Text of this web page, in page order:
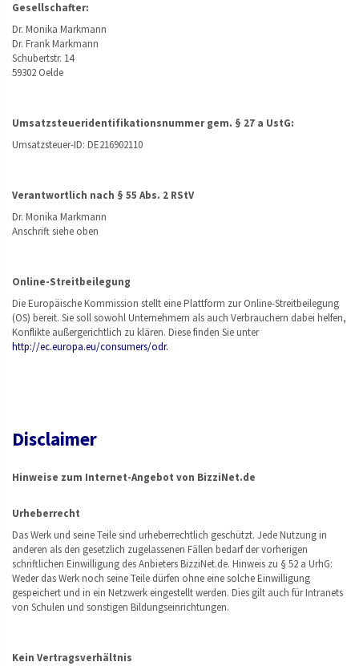
Gesellschafter:
Dr. Monika Markmann
Dr. Frank Markmann
Schubertstr. 14
59302 Oelde
Umsatzsteueridentifikationsnummer gem. § 27 a UstG:
Umsatzsteuer-ID: DE216902110
Verantwortlich nach § 55 Abs. 2 RStV
Dr. Monika Markmann
Anschrift siehe oben
Online-Streitbeilegung
Die Europäische Kommission stellt eine Plattform zur Online-Streitbeilegung
(OS) bereit. Sie soll sowohl Unternehmern als auch Verbrauchern dabei helfen,
Konflikte außergerichtlich zu klären. Diese finden Sie unter
http://ec.europa.eu/consumers/odr.
Disclaimer
Hinweise zum Internet-Angebot von BizziNet.de
Urheberrecht
Das Werk und seine Teile sind urheberrechtlich geschützt. Jede Nutzung in
anderen als den gesetzlich zugelassenen Fällen bedarf der vorherigen
schriftlichen Einwilligung des Anbieters BizziNet.de. Hinweis zu § 52 a UrhG:
Weder das Werk noch seine Teile dürfen ohne eine solche Einwilligung
gespeichert und in ein Netzwerk eingestellt werden. Dies gilt auch für Intranets
von Schulen und sonstigen Bildungseinrichtungen.
Kein Vertragsverhältnis